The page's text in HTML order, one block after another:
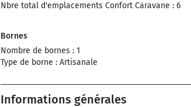
Nbre total d'emplacements Confort Caravane : 6
Bornes
Nombre de bornes : 1
Type de borne : Artisanale
Informations générales